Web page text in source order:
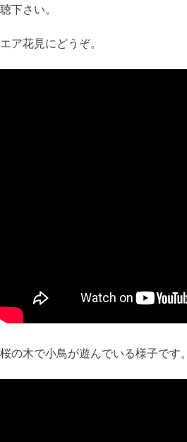
聴下さい。
エア花見にどうぞ。
桜の木で小鳥が遊んでいる様子です。